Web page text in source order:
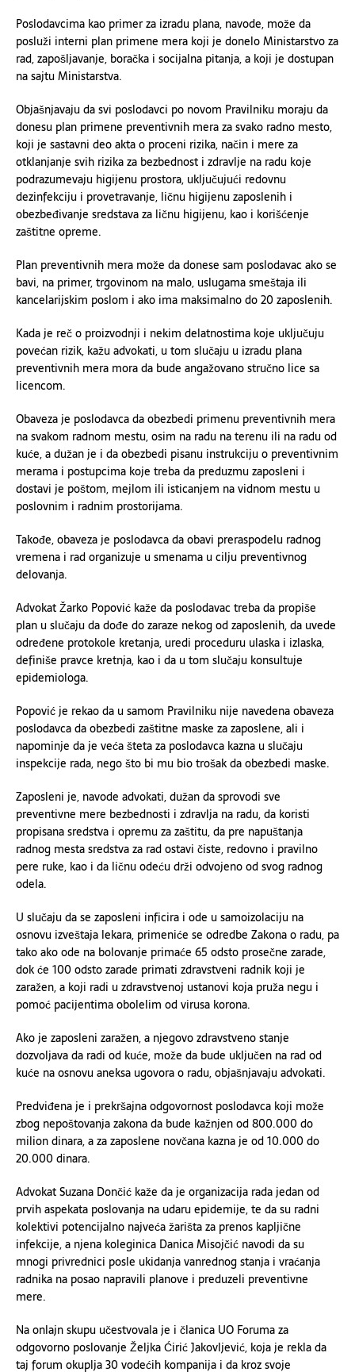
Poslodavcima kao primer za izradu plana, navode, može da
posluži interni plan primene mera koji je donelo Ministarstvo za
rad, zapošljavanje, boračka i socijalna pitanja, a koji je dostupan
na sajtu Ministarstva.
Objašnjavaju da svi poslodavci po novom Pravilniku moraju da
donesu plan primene preventivnih mera za svako radno mesto,
koji je sastavni deo akta o proceni rizika, način i mere za
otklanjanje svih rizika za bezbednost i zdravlje na radu koje
podrazumevaju higijenu prostora, uključujući redovnu
dezinfekciju i provetravanje, ličnu higijenu zaposlenih i
obezbeđivanje sredstava za ličnu higijenu, kao i korišćenje
zaštitne opreme.
Plan preventivnih mera može da donese sam poslodavac ako se
bavi, na primer, trgovinom na malo, uslugama smeštaja ili
kancelarijskim poslom i ako ima maksimalno do 20 zaposlenih.
Kada je reč o proizvodnji i nekim delatnostima koje uključuju
povećan rizik, kažu advokati, u tom slučaju u izradu plana
preventivnih mera mora da bude angažovano stručno lice sa
licencom.
Obaveza je poslodavca da obezbedi primenu preventivnih mera
na svakom radnom mestu, osim na radu na terenu ili na radu od
kuće, a dužan je i da obezbedi pisanu instrukciju o preventivnim
merama i postupcima koje treba da preduzmu zaposleni i
dostavi je poštom, mejlom ili isticanjem na vidnom mestu u
poslovnim i radnim prostorijama.
Takođe, obaveza je poslodavca da obavi preraspodelu radnog
vremena i rad organizuje u smenama u cilju preventivnog
delovanja.
Advokat Žarko Popović kaže da poslodavac treba da propiše
plan u slučaju da dođe do zaraze nekog od zaposlenih, da uvede
određene protokole kretanja, uredi proceduru ulaska i izlaska,
definiše pravce kretnja, kao i da u tom slučaju konsultuje
epidemiologa.
Popović je rekao da u samom Pravilniku nije navedena obaveza
poslodavca da obezbedi zaštitne maske za zaposlene, ali i
napominje da je veća šteta za poslodavca kazna u slučaju
inspekcije rada, nego što bi mu bio trošak da obezbedi maske.
Zaposleni je, navode advokati, dužan da sprovodi sve
preventivne mere bezbednosti i zdravlja na radu, da koristi
propisana sredstva i opremu za zaštitu, da pre napuštanja
radnog mesta sredstva za rad ostavi čiste, redovno i pravilno
pere ruke, kao i da ličnu odeću drži odvojeno od svog radnog
odela.
U slučaju da se zaposleni inficira i ode u samoizolaciju na
osnovu izveštaja lekara, primeniće se odredbe Zakona o radu, pa
tako ako ode na bolovanje primaće 65 odsto prosečne zarade,
dok će 100 odsto zarade primati zdravstveni radnik koji je
zaražen, a koji radi u zdravstvenoj ustanovi koja pruža negu i
pomoć pacijentima obolelim od virusa korona.
Ako je zaposleni zaražen, a njegovo zdravstveno stanje
dozvoljava da radi od kuće, može da bude uključen na rad od
kuće na osnovu aneksa ugovora o radu, objašnjavaju advokati.
Predviđena je i prekršajna odgovornost poslodavca koji može
zbog nepoštovanja zakona da bude kažnjen od 800.000 do
milion dinara, a za zaposlene novčana kazna je od 10.000 do
20.000 dinara.
Advokat Suzana Dončić kaže da je organizacija rada jedan od
prvih aspekata poslovanja na udaru epidemije, te da su radni
kolektivi potencijalno najveća žarišta za prenos kapljične
infekcije, a njena koleginica Danica Misojčić navodi da su
mnogi privrednici posle ukidanja vanrednog stanja i vraćanja
radnika na posao napravili planove i preduzeli preventivne
mere.
Na onlajn skupu učestvovala je i članica UO Foruma za
odgovorno poslovanje Željka Ćirić Jakovljević, koja je rekla da
taj forum okuplja 30 vodećih kompanija i da kroz svoje